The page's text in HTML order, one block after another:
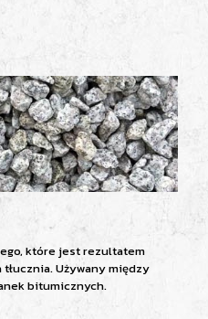
które jest rezultatem
Używany między
bitumicznych.